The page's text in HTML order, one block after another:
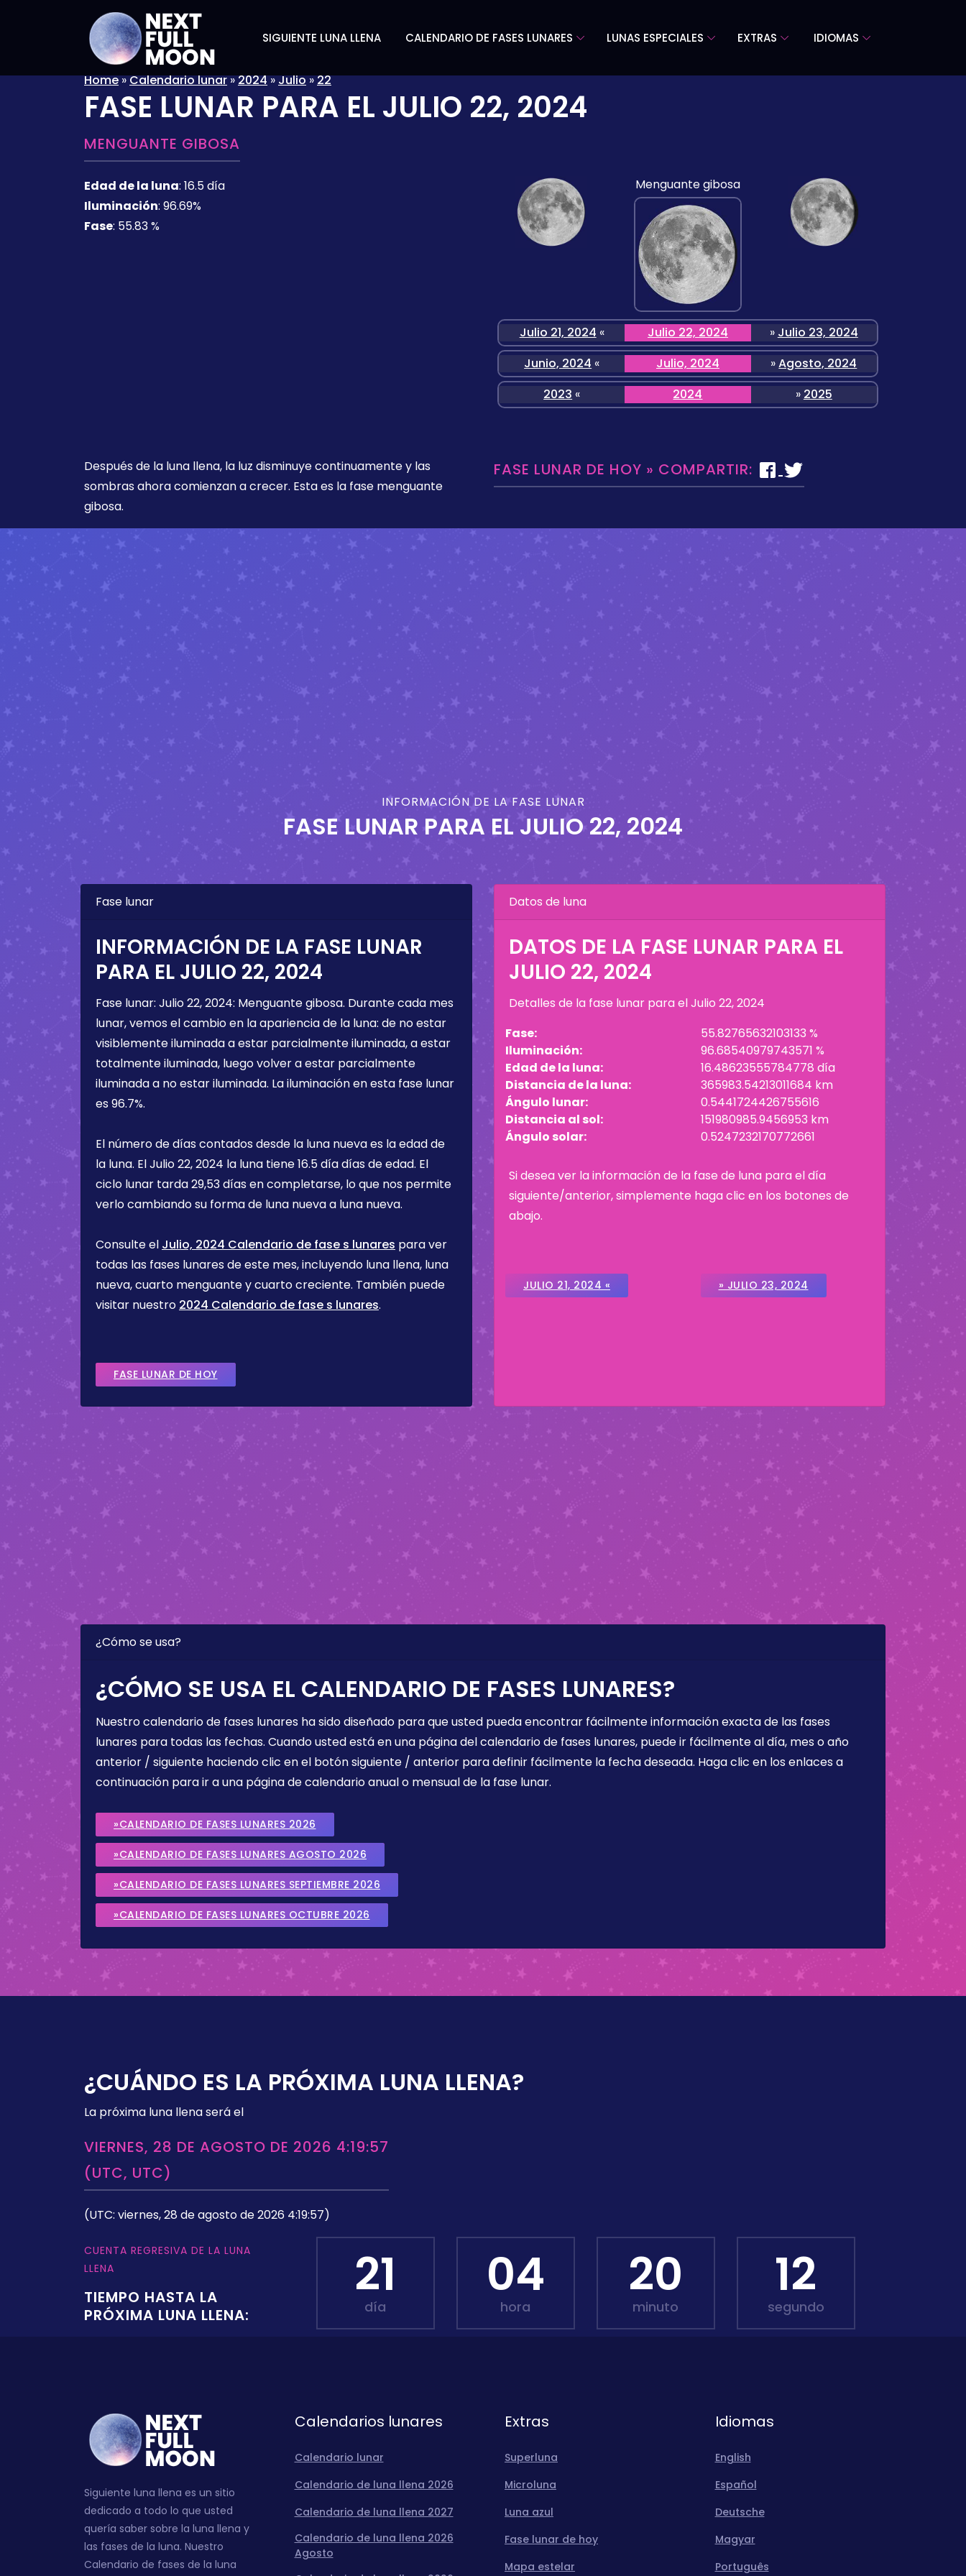
SIGUIENTE LUNA LLENA CALENDARIO DE FASES LUNARES LUNAS ESPECIALES EXTRAS IDIOMAS
Home»Calendario lunar»2024»Julio»22
FASE LUNAR PARA EL JULIO 22, 2024
MENGUANTE GIBOSA
Edad de la luna: 16.5 día
Iluminación: 96.69%
Fase: 55.83 %
Menguante gibosa
Julio 21, 2024 « Julio 22, 2024 » Julio 23, 2024
Junio, 2024 « Julio, 2024 »Agosto, 2024
2023 « 2024 » 2025
Después de la luna llena, la luz disminuye continuamente y las
sombras ahora comienzan a crecer. Esta es la fase menguante
gibosa.
FASE LUNAR DE HOY » COMPARTIR:
INFORMACIÓN DE LA FASE LUNAR
FASE LUNAR PARA ELJULIO 22, 2024
Fase lunar
INFORMACIÓN DE LA FASE LUNAR
PARA EL JULIO 22, 2024
Fase lunar: Julio 22, 2024: Menguante gibosa. Durante cada mes
lunar, vemos el cambio en la apariencia de la luna: de no estar
visiblemente iluminada a estar parcialmente iluminada, a estar
totalmente iluminada, luego volver a estar parcialmente
iluminada a no estar iluminada. La iluminación en esta fase lunar
es 96.7%.
El número de días contados desde la luna nueva es la edad de
la luna. ElJulio 22, 2024 la luna tiene16.5 díadías de edad. El
ciclo lunar tarda 29,53 días en completarse, lo que nos permite
verlo cambiando su forma de luna nueva a luna nueva.
Consulte el Julio, 2024 Calendario de fase s lunares para ver
todas las fases lunares de este mes, incluyendo luna llena, luna
nueva, cuarto menguante y cuarto creciente. También puede
visitar nuestro 2024 Calendario de fase s lunares.
FASE LUNAR DE HOY
Datos de luna
DATOS DE LA FASE LUNAR PARA EL
JULIO 22, 2024
Detalles de la fase lunar para elJulio 22, 2024
Fase:
55.82765632103133 %
Iluminación:
96.68540979743571 %
Edad de la luna:
16.48623555784778 día
Distancia de la luna:
365983.54213011684 km
Ángulo lunar:
0.5441724426755616
Distancia al sol:
151980985.9456953 km
Ángulo solar:
0.5247232170772661
Si desea ver la información de la fase de luna para el día
siguiente/anterior, simplemente haga clic en los botones de
abajo.
JULIO 21, 2024 « » JULIO 23, 2024
¿Cómo se usa?
¿CÓMO SE USA EL CALENDARIO DE FASES LUNARES?
Nuestro calendario de fases lunares ha sido diseñado para que usted pueda encontrar fácilmente información exacta de las fases
lunares para todas las fechas. Cuando usted está en una página del calendario de fases lunares, puede ir fácilmente al día, mes o año
anterior / siguiente haciendo clic en el botón siguiente / anterior para definir fácilmente la fecha deseada. Haga clic en los enlaces a
continuación para ir a una página de calendario anual o mensual de la fase lunar.
»CALENDARIO DE FASES LUNARES 2026
»CALENDARIO DE FASES LUNARES AGOSTO 2026
»CALENDARIO DE FASES LUNARES SEPTIEMBRE 2026
»CALENDARIO DE FASES LUNARES OCTUBRE 2026
¿CUÁNDO ES LA PRÓXIMA LUNA LLENA?
La próxima luna llena será el
VIERNES, 28 DE AGOSTO DE 2026 4:19:57
(UTC, UTC)
(UTC: viernes, 28 de agosto de 2026 4:19:57)
CUENTA REGRESIVA DE LA LUNA
LLENA
TIEMPO HASTA LA
PRÓXIMA LUNA LLENA:
21
día
04
hora
20
minuto
11
segundo
Siguiente luna llena es un sitio
dedicado a todo lo que usted
quería saber sobre la luna llena y
las fases de la luna. Nuestro
Calendario de fases de la luna
Calendarios lunares
Calendario lunar
Calendario de luna llena 2026
Calendario de luna llena 2027
Calendario de luna llena 2026
Agosto
Extras
Superluna
Microluna
Luna azul
Fase lunar de hoy
Mapa estelar
Idiomas
English
Español
Deutsche
Magyar
Português